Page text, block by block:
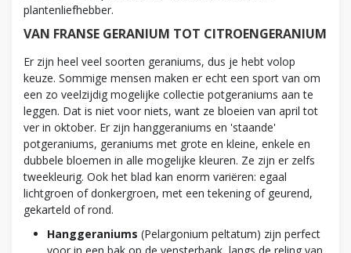
plantenliefhebber.
VAN FRANSE GERANIUM TOT CITROENGERANIUM
Er zijn heel veel soorten geraniums, dus je hebt volop
keuze. Sommige mensen maken er echt een sport van om
een zo veelzijdig mogelijke collectie potgeraniums aan te
leggen. Dat is niet voor niets, want ze bloeien van april tot
ver in oktober. Er zijn hanggeraniums en 'staande'
potgeraniums, geraniums met grote en kleine, enkele en
dubbele bloemen in alle mogelijke kleuren. Ze zijn er zelfs
tweekleurig. Ook het blad kan enorm variëren: egaal
lichtgroen of donkergroen, met een tekening of geurend,
gekarteld of rond.
Hanggeraniums (Pelargonium peltatum) zijn perfect
voor in een bak op de vensterbank, langs de reling van